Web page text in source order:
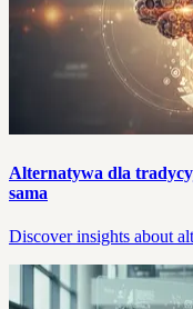
Alternatywa dla
sama
Discover insights about